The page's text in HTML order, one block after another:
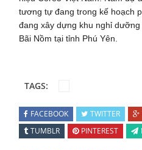
tương tự đang trong kế hoạch
đang xây dựng khu nghỉ
Bãi Nồm tại tỉnh Phú Yên.
TAGS:
FACEBOOK TWITTER
TUMBLR
PINTEREST